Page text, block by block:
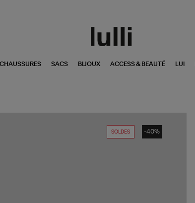
CHAUSSURES SACS BIJOUX ACCESS & BEAUTÉ LUI
SOLDES -40%